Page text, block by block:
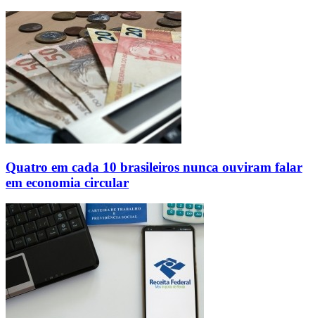
Quatro em cada 10 brasileiros nunca ouviram falar
em economia circular